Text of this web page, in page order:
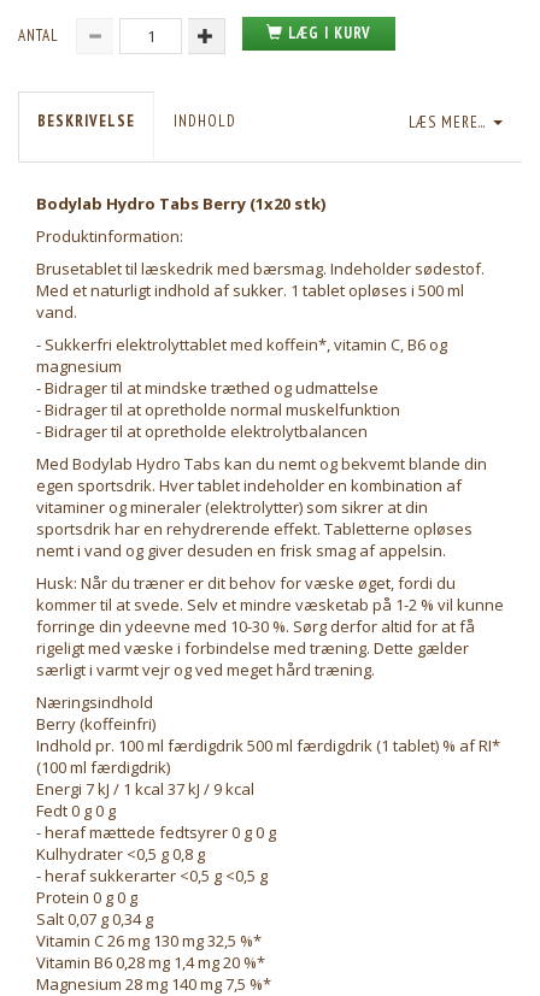
ANTAL LÆG I KURV
LÆS MERE...
BESKRIVELSE INDHOLD
Bodylab Hydro Tabs Berry (1x20 stk)
Produktinformation:
Brusetablet til læskedrik med bærsmag. Indeholder sødestof.
Med et naturligt indhold af sukker. 1 tablet opløses i 500 ml
vand.
- Sukkerfri elektrolyttablet med koffein*, vitamin C, B6 og
magnesium
- Bidrager til at mindske træthed og udmattelse
- Bidrager til at opretholde normal muskelfunktion
- Bidrager til at opretholde elektrolytbalancen
Med Bodylab Hydro Tabs kan du nemt og bekvemt blande din
egen sportsdrik. Hver tablet indeholder en kombination af
vitaminer og mineraler (elektrolytter) som sikrer at din
sportsdrik har en rehydrerende effekt. Tabletterne opløses
nemt i vand og giver desuden en frisk smag af appelsin.
Husk: Når du træner er dit behov for væske øget, fordi du
kommer til at svede. Selv et mindre væsketab på 1-2 % vil kunne
forringe din ydeevne med 10-30 %. Sørg derfor altid for at få
rigeligt med væske i forbindelse med træning. Dette gælder
særligt i varmt vejr og ved meget hård træning.
Næringsindhold
Berry (koffeinfri)
Indhold pr. 100 ml færdigdrik 500 ml færdigdrik (1 tablet) % af RI*
(100 ml færdigdrik)
Energi 7 kJ / 1 kcal 37 kJ / 9 kcal
Fedt 0 g 0 g
- heraf mættede fedtsyrer 0 g 0 g
Kulhydrater <0,5 g 0,8 g
- heraf sukkerarter <0,5 g <0,5 g
Protein 0 g 0 g
Salt 0,07 g 0,34 g
Vitamin C 26 mg 130 mg 32,5 %*
Vitamin B6 0,28 mg 1,4 mg 20 %*
Magnesium 28 mg 140 mg 7,5 %*